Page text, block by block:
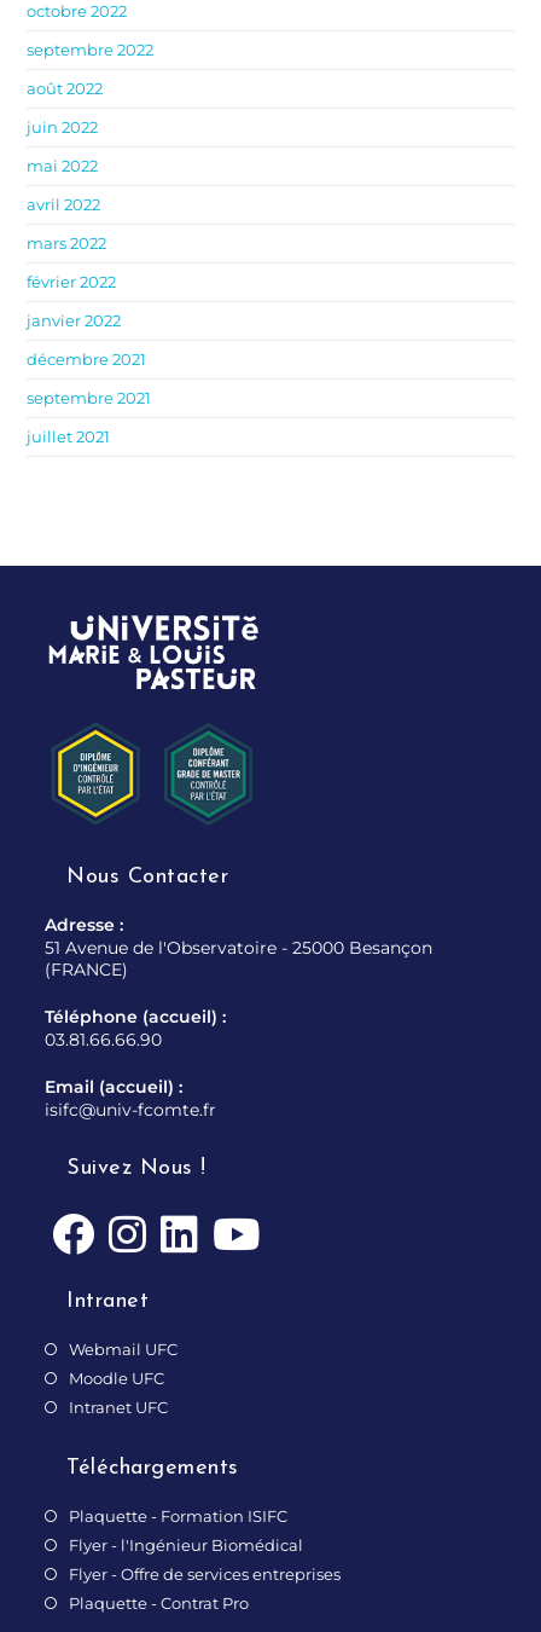
octobre 2022
septembre 2022
août 2022
juin 2022
mai 2022
avril 2022
mars 2022
février 2022
janvier 2022
décembre 2021
septembre 2021
juillet 2021
Nous Contacter
Adresse :
51 Avenue de l'Observatoire - 25000 Besançon
(FRANCE)
Téléphone (accueil) :
03.81.66.66.90
Email (accueil) :
isifc@univ-fcomte.fr
Suivez Nous !
Intranet
Webmail UFC
Moodle UFC
Intranet UFC
Téléchargements
Plaquette - Formation ISIFC
Flyer - l'Ingénieur Biomédical
Flyer - Offre de services entreprises
Plaquette - Contrat Pro